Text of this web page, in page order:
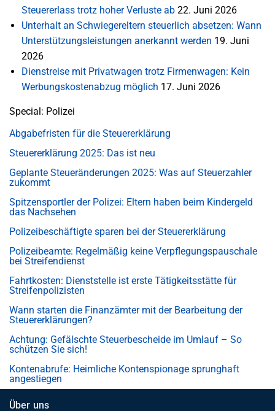
Steuererlass trotz hoher Verluste ab 22. Juni 2026
Unterhalt an Schwiegereltern steuerlich absetzen: Wann
Unterstützungsleistungen anerkannt werden 19. Juni
2026
Dienstreise mit Privatwagen trotz Firmenwagen: Kein
Werbungskostenabzug möglich 17. Juni 2026
Special: Polizei
Abgabefristen für die Steuererklärung
Steuererklärung 2025: Das ist neu
Geplante Steueränderungen 2025: Was auf Steuerzahler
zukommt
Spitzensportler der Polizei: Eltern haben beim Kindergeld
das Nachsehen
Polizeibeschäftigte sparen bei der Steuererklärung
Polizeibeamte: Regelmäßig keine Verpflegungspauschale
bei Streifendienst
Fahrtkosten: Dienststelle ist erste Tätigkeitsstätte für
Streifenpolizisten
Wann starten die Finanzämter mit der Bearbeitung der
Steuererklärungen?
Achtung: Gefälschte Steuerbescheide im Umlauf – So
schützen Sie sich!
Kontenabrufe: Heimliche Kontenspionage sprunghaft
angestiegen
Über uns